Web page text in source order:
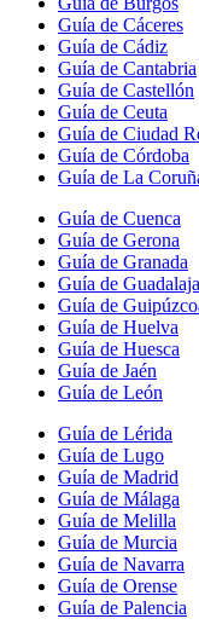
Guía de Cáceres
Guía de Cádiz
Guía de Cantabria
Guía de Castellón
Guía de Ceuta
Guía de Ciudad
Guía de Córdoba
Guía de La
Guía de Cuenca
Guía de Gerona
Guía de Granada
Guía de
Guía de
Guía de Huelva
Guía de Huesca
Guía de Jaén
Guía de León
Guía de Lérida
Guía de Lugo
Guía de Madrid
Guía de Málaga
Guía de Melilla
Guía de Murcia
Guía de Navarra
Guía de Orense
Guía de Palencia